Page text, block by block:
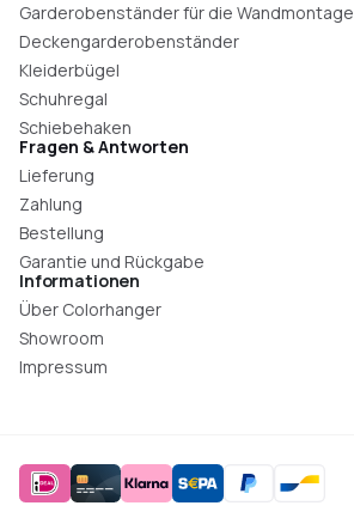
Garderobenständer für die Wandmontage
Deckengarderobenständer
Kleiderbügel
Schuhregal
Schiebehaken
Fragen & Antworten
Lieferung
Zahlung
Bestellung
Garantie und Rückgabe
Informationen
Über Colorhanger
Showroom
Impressum